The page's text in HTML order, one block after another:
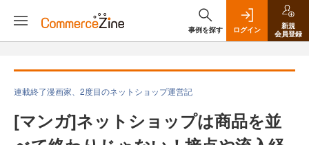
事例を探す ログイン
新規
会員登録
連載終了漫画家、2度目のネットショップ運営記
[マンガ]ネットショップは商品を並